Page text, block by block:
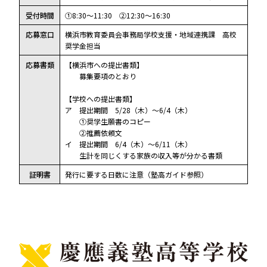
受付時間
①8:30～11:30 ②12:30～16:30
応募窓口
横浜市教育委員会事務局学校支援・地域連携課 高校
奨学金担当
応募書類
【横浜市への提出書類】
募集要項のとおり
【学校への提出書類】
ア 提出期間 5/28（木）～6/4（木）
①奨学生願書のコピー
②推薦依頼文
イ 提出期間 6/4（木）～6/11（木）
生計を同じくする家族の収入等が分かる書類
証明書
発行に要する日数に注意（塾高ガイド参照）